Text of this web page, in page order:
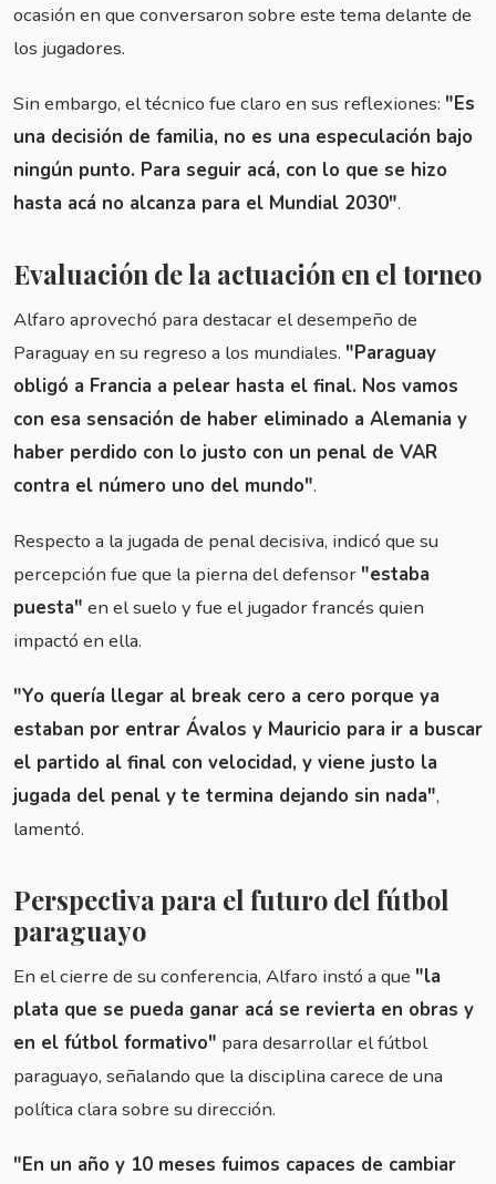
ocasión en que conversaron sobre este tema delante de
los jugadores.
Sin embargo, el técnico fue claro en sus reflexiones: "Es
una decisión de familia, no es una especulación bajo
ningún punto. Para seguir acá, con lo que se hizo
hasta acá no alcanza para el Mundial 2030".
Evaluación de la actuación en el torneo
Alfaro aprovechó para destacar el desempeño de
Paraguay en su regreso a los mundiales. "Paraguay
obligó a Francia a pelear hasta el final. Nos vamos
con esa sensación de haber eliminado a Alemania y
haber perdido con lo justo con un penal de VAR
contra el número uno del mundo".
Respecto a la jugada de penal decisiva, indicó que su
percepción fue que la pierna del defensor "estaba
puesta" en el suelo y fue el jugador francés quien
impactó en ella.
"Yo quería llegar al break cero a cero porque ya
estaban por entrar Ávalos y Mauricio para ir a buscar
el partido al final con velocidad, y viene justo la
jugada del penal y te termina dejando sin nada",
lamentó.
Perspectiva para el futuro del fútbol
paraguayo
En el cierre de su conferencia, Alfaro instó a que "la
plata que se pueda ganar acá se revierta en obras y
en el fútbol formativo" para desarrollar el fútbol
paraguayo, señalando que la disciplina carece de una
política clara sobre su dirección.
"En un año y 10 meses fuimos capaces de cambiar